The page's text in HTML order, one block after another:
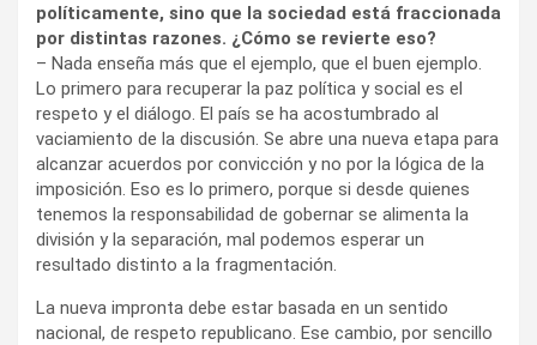
políticamente, sino que la sociedad está fraccionada
por distintas razones. ¿Cómo se revierte eso?
– Nada enseña más que el ejemplo, que el buen ejemplo.
Lo primero para recuperar la paz política y social es el
respeto y el diálogo. El país se ha acostumbrado al
vaciamiento de la discusión. Se abre una nueva etapa para
alcanzar acuerdos por convicción y no por la lógica de la
imposición. Eso es lo primero, porque si desde quienes
tenemos la responsabilidad de gobernar se alimenta la
división y la separación, mal podemos esperar un
resultado distinto a la fragmentación.
La nueva impronta debe estar basada en un sentido
nacional, de respeto republicano. Ese cambio, por sencillo